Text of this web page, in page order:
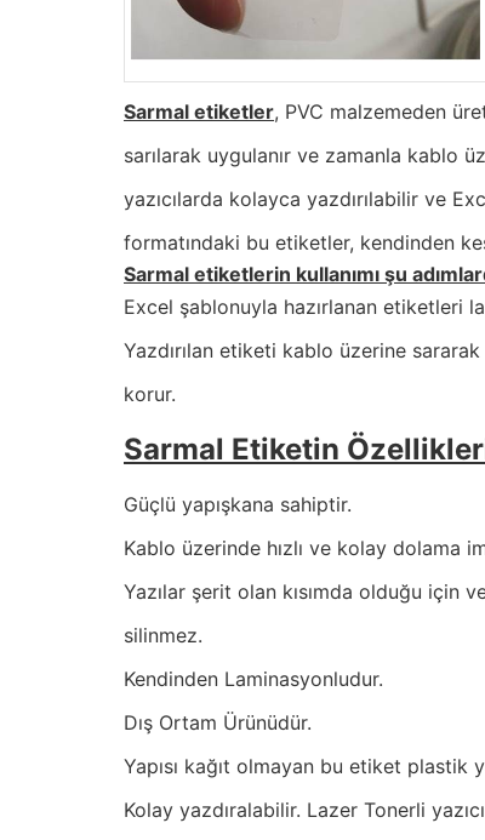
Sarmal etiketler, PVC malzemeden
sarılarak uygulanır ve zamanla kablo
yazıcılarda kolayca yazdırılabilir ve
formatındaki bu etiketler, kendinden
Sarmal etiketlerin kullanımı şu
Excel şablonuyla hazırlanan etiketleri
Yazdırılan etiketi kablo üzerine
korur.
Sarmal Etiketin
Güçlü yapışkana sahiptir.
Kablo üzerinde hızlı ve kolay dolama
Yazılar şerit olan kısımda olduğu için
silinmez.
Kendinden Laminasyonludur.
Dış Ortam Ürünüdür.
Yapısı kağıt olmayan bu etiket plastik
Kolay yazdıralabilir. Lazer Tonerli